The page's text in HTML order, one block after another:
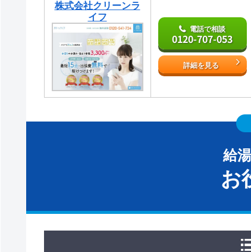
株式会社クリーンラ
イフ
電話で相談
0120-707-053
詳細を見る
給
お